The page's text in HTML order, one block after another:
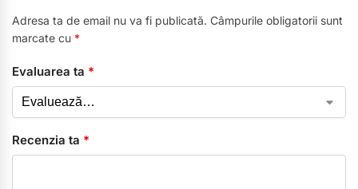
Adresa ta de email nu va fi publicată. Câmpurile obligatorii sunt
marcate cu *
Evaluarea ta *
Recenzia ta *